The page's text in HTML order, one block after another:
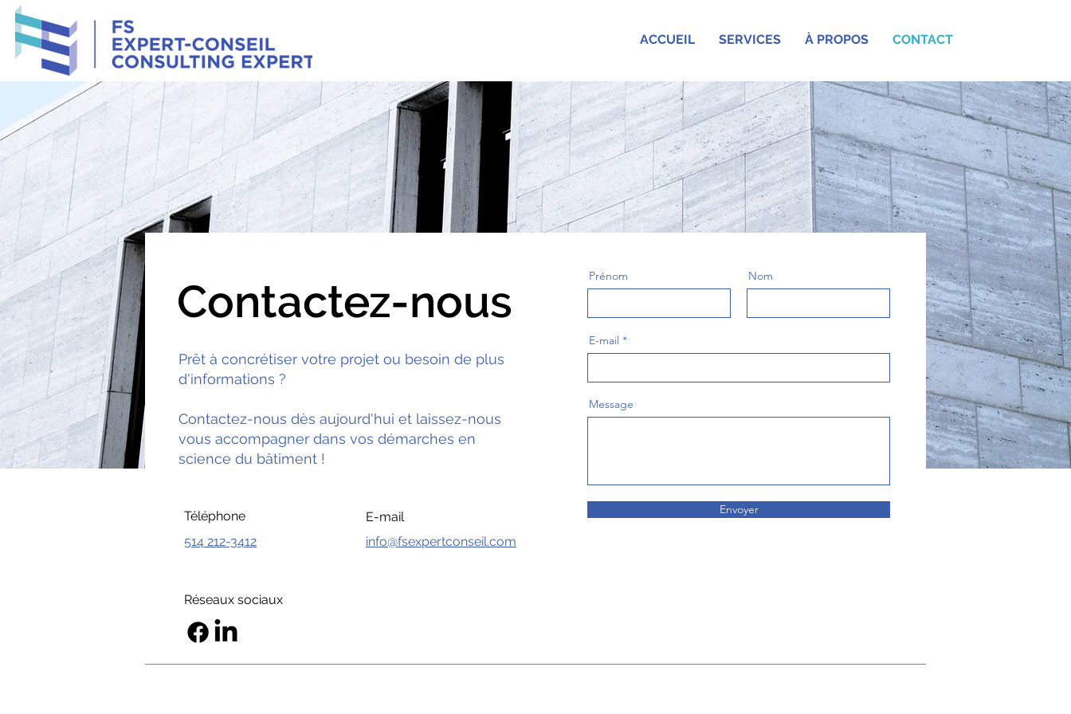
ACCUEIL SERVICES À PROPOS CONTACT
E-mail
Contactez-nous
Prêt à concrétiser votre projet ou besoin de plus
d'informations ?
Contactez-nous dès aujourd'hui et laissez-nous
vous accompagner dans vos démarches en
science du bâtiment !
Téléphone
514 212-3412
info@fsexpertconseil.com
Réseaux sociaux
Prénom Nom
E-mail
Message
Envoyer